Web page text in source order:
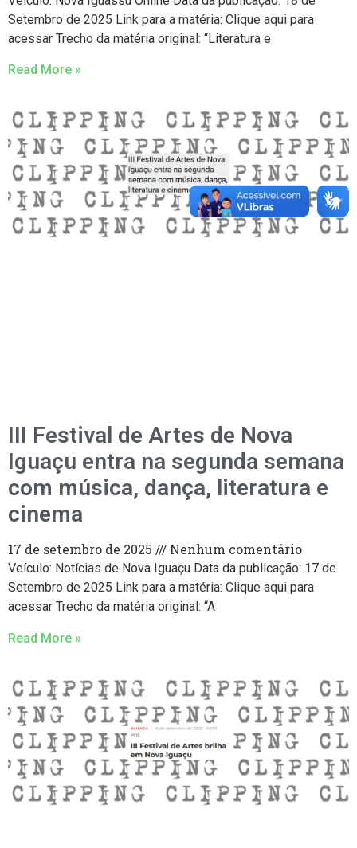
Setembro de 2025 Link para a matéria: Clique aqui para
acessar Trecho da matéria original: “Literatura e
Read More »
III Festival de Artes de Nova
Iguaçu entra na segunda semana
com música, dança, literatura e
cinema
17 de setembro de 2025 Nenhum comentário
Veículo: Notícias de Nova Iguaçu Data da publicação: 17 de
Setembro de 2025 Link para a matéria: Clique aqui para
acessar Trecho da matéria original: “A
Read More »